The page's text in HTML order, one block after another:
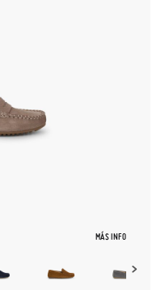
MÁS INFO